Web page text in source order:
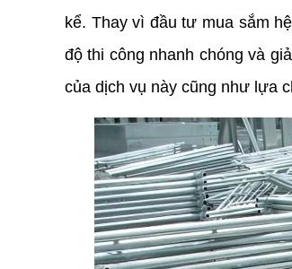
kể. Thay vì đầu tư mua sắm
độ thi công nhanh chóng và
của dịch vụ này cũng như lựa